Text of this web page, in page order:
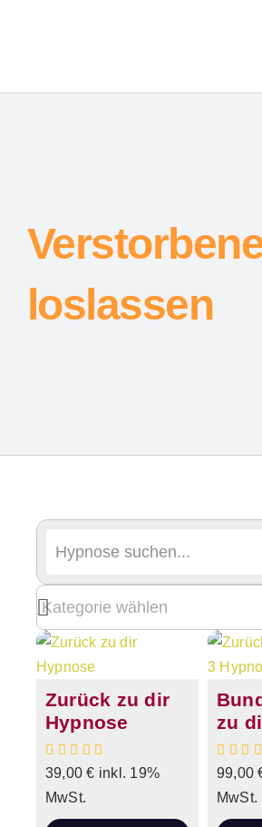
loslassen
Zurück zu dir
Hypnose
39,00€ inkl. 19%
MwSt.
zu
99,00
MwSt.